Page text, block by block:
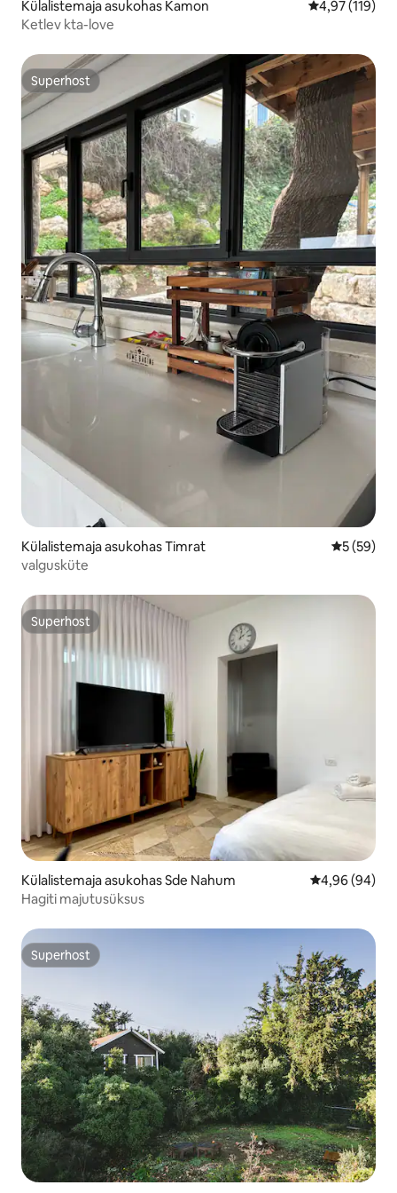
Külalistemaja asukohas Kamon Keskmine
4,97 (119)
Ketlev kta-love
Superhost
Superhost
Külalistemaja asukohas Timrat Keskmine
5 (59)
valgusküte
Superhost
Superhost
Külalistemaja asukohas Sde Nahum Keskmine
4,96 (94)
Hagiti majutusüksus
Superhost
Superhost